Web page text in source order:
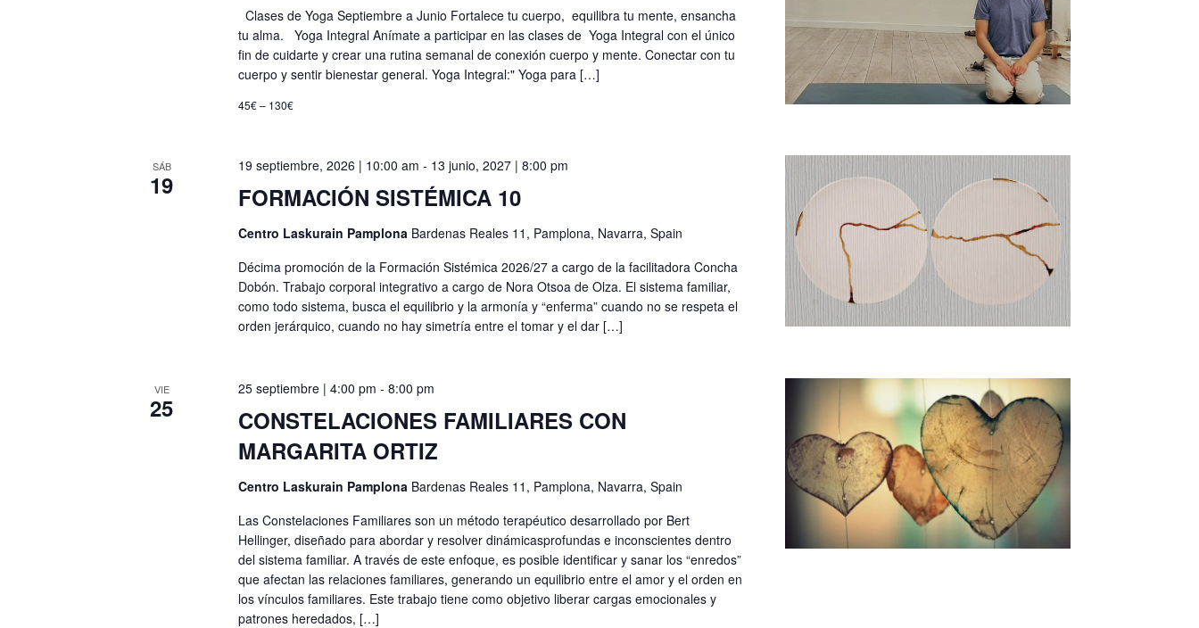
Clases de Yoga Septiembre a Junio Fortalece tu cuerpo, equilibra tu mente, ensancha
tu alma. Yoga Integral Anímate a participar en las clases de Yoga Integral con el único
fin de cuidarte y crear una rutina semanal de conexión cuerpo y mente. Conectar con tu
cuerpo y sentir bienestar general. Yoga Integral:" Yoga para […]
45€ – 130€
SÁB
19 FORMACIÓN SISTÉMICA 10
19 septiembre, 2026 | 10:00 am - 13 junio, 2027 | 8:00 pm
Centro Laskurain Pamplona Bardenas Reales 11, Pamplona, Navarra, Spain
Décima promoción de la Formación Sistémica 2026/27 a cargo de la facilitadora Concha
Dobón. Trabajo corporal integrativo a cargo de Nora Otsoa de Olza. El sistema familiar,
como todo sistema, busca el equilibrio y la armonía y “enferma” cuando no se respeta el
orden jerárquico, cuando no hay simetría entre el tomar y el dar […]
VIE
25
CONSTELACIONES FAMILIARES CON
MARGARITA ORTIZ
25 septiembre | 4:00 pm - 8:00 pm
Centro Laskurain Pamplona Bardenas Reales 11, Pamplona, Navarra, Spain
Las Constelaciones Familiares son un método terapéutico desarrollado por Bert
Hellinger, diseñado para abordar y resolver dinámicasprofundas e inconscientes dentro
del sistema familiar. A través de este enfoque, es posible identificar y sanar los “enredos”
que afectan las relaciones familiares, generando un equilibrio entre el amor y el orden en
los vínculos familiares. Este trabajo tiene como objetivo liberar cargas emocionales y
patrones heredados, […]